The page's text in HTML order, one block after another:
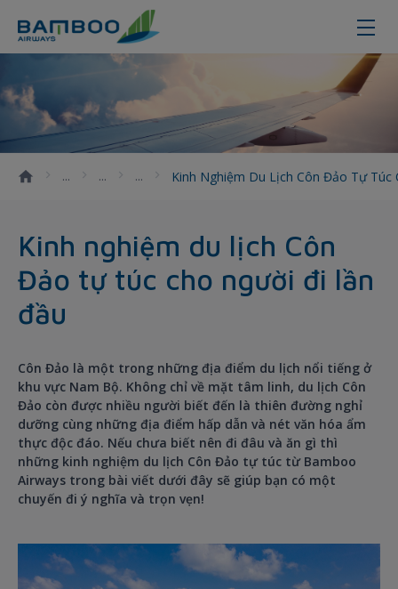
Kinh nghiệm du lịch Côn Đảo tự
Kinh Nghiệm Du Lịch Côn Đảo Tự
Kinh nghiệm du lịch Côn
Đảo tự túc cho người đi lần
đầu
Côn Đảo là một trong những địa điểm du lịch nổi tiếng ở
khu vực Nam Bộ. Không chỉ về mặt tâm linh, du lịch Côn
Đảo còn được nhiều người biết đến là thiên đường nghỉ
dưỡng cùng những địa điểm hấp dẫn và nét văn hóa ẩm
thực độc đáo. Nếu chưa biết nên đi đâu và ăn gì thì
những kinh nghiệm du lịch Côn Đảo tự túc từ Bamboo
Airways trong bài viết dưới đây sẽ giúp bạn có một
chuyến đi ý nghĩa và trọn vẹn!